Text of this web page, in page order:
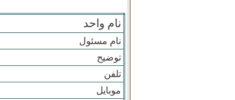
نام واحد
نام مسئول
توضیح
تلفن
موبایل